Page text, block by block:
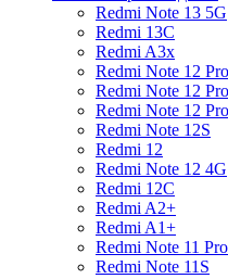
Redmi Note 13 5G
Redmi 13C
Redmi A3x
Redmi Note 12
Redmi Note 12
Redmi Note 12
Redmi Note 12S
Redmi 12
Redmi Note 12 4G
Redmi 12C
Redmi A2+
Redmi A1+
Redmi Note 11
Redmi Note 11S